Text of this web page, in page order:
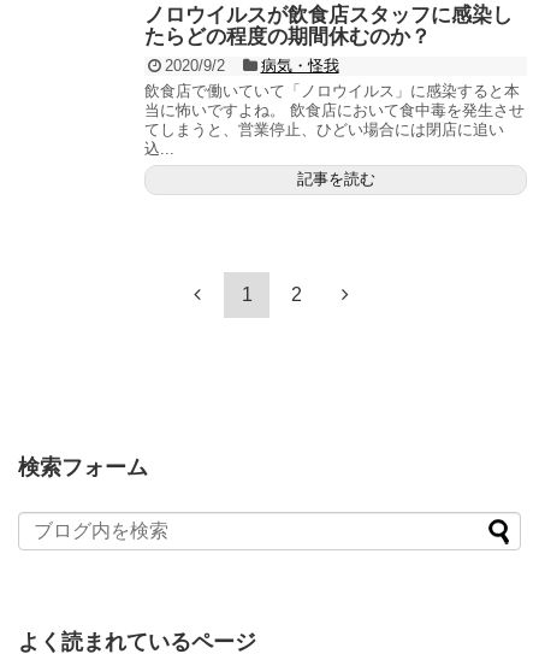
ノロウイルスが飲食店スタッフに感染し
たらどの程度の期間休むのか？
2020/9/2
病気・怪我
飲食店で働いていて「ノロウイルス」に感染すると本
当に怖いですよね。 飲食店において食中毒を発生させ
てしまうと、営業停止、ひどい場合には閉店に追い
込...
記事を読む
1 2
検索フォーム
よく読まれているページ